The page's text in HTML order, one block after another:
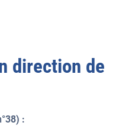
direction de
: